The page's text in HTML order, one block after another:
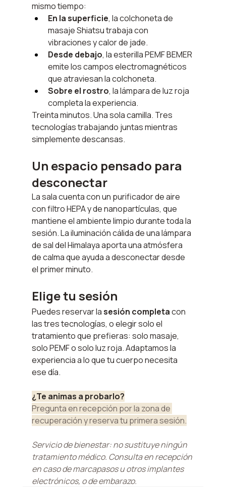
mismo tiempo:
En la superficie, la colchoneta de
masaje Shiatsu trabaja con
vibraciones y calor de jade.
Desde debajo, la esterilla PEMF BEMER
emite los campos electromagnéticos
que atraviesan la colchoneta.
Sobre el rostro, la lámpara de luz roja
completa la experiencia.
Treinta minutos. Una sola camilla. Tres
tecnologías trabajando juntas mientras
simplemente descansas.
Un espacio pensado para
desconectar
La sala cuenta con un purificador de aire
con filtro HEPA y de nanopartículas, que
mantiene el ambiente limpio durante toda la
sesión. La iluminación cálida de una lámpara
de sal del Himalaya aporta una atmósfera
de calma que ayuda a desconectar desde
el primer minuto.
Elige tu sesión
Puedes reservar la sesión completa con
las tres tecnologías, o elegir solo el
tratamiento que prefieras: solo masaje,
solo PEMF o solo luz roja. Adaptamos la
experiencia a lo que tu cuerpo necesita
ese día.
¿Te animas a probarlo?
Pregunta en recepción por la zona de
recuperación y reserva tu primera sesión.
Servicio de bienestar: no sustituye ningún
tratamiento médico. Consulta en recepción
en caso de marcapasos u otros implantes
electrónicos, o de embarazo.